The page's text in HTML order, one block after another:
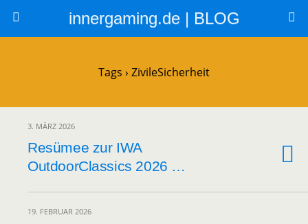
innergaming.de | BLOG
Tags › ZivileSicherheit
3. MÄRZ 2026
Resümee zur IWA
OutdoorClassics 2026 …
19. FEBRUAR 2026